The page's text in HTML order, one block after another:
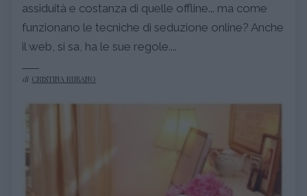
assiduità e costanza di quelle offline... ma come
funzionano le tecniche di seduzione online? Anche
il web, si sa, ha le sue regole....
di CRISTINA RUBANO